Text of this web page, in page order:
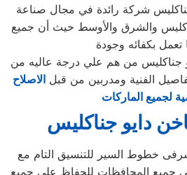
جناكليس شركة رائدة في مجال صناعة
والشرق والأوسط حيث أن جميع
تعمل بكفائه وجودة
جناكليس من هم علي درجة عاليه من
الفنية ومدربين من قبلالاصلاح
لجميع الماركات
دايو جناكليس
خطوط السير للتنسيق التام مع
جميع المحافظات للحفاظ على جميع